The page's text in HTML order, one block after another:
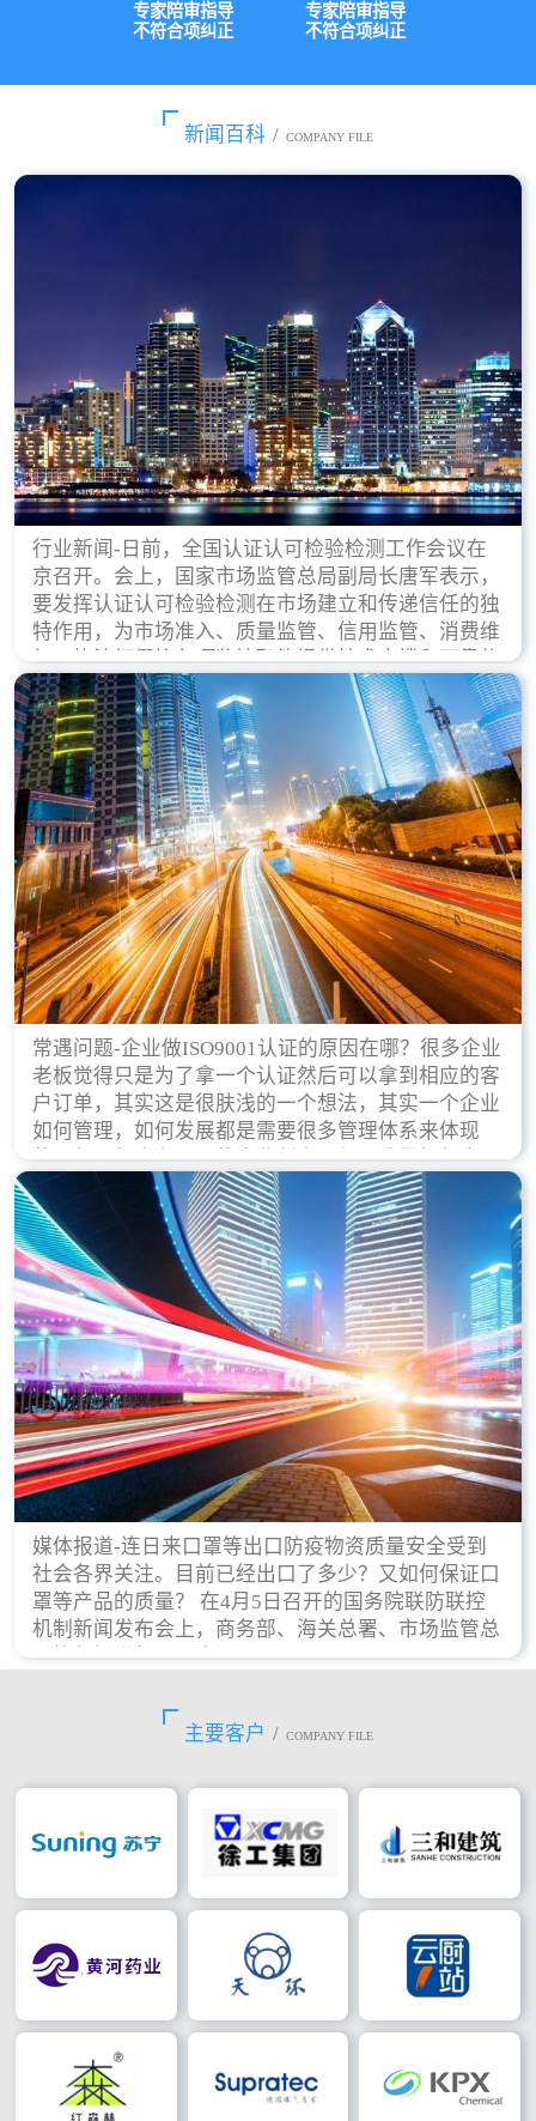
专家陪审指导
不符合项纠正
专家陪审指导
不符合项纠正
新闻百科 / COMPANY FILE
行业新闻-日前，全国认证认可检验检测工作会议在
京召开。会上，国家市场监管总局副局长唐军表示，
要发挥认证认可检验检测在市场建立和传递信任的独
特作用，为市场准入、质量监管、信用监管、消费维
权、执法打假等各项监管职能提供技术支撑和可靠依
据。
常遇问题-企业做ISO9001认证的原因在哪？很多企业
老板觉得只是为了拿一个认证然后可以拿到相应的客
户订单，其实这是很肤浅的一个想法，其实一个企业
如何管理，如何发展都是需要很多管理体系来体现
的，每天都会有不同的企业创立，但是我们如何去证
实一个企业的合法，有质量保证了？这就是ISO9001
认证体现价值的时候，那么键锋小编就来细说下企业
做ISO9001认证的根本原因。
媒体报道-连日来口罩等出口防疫物资质量安全受到
社会各界关注。目前已经出口了多少？又如何保证口
罩等产品的质量？ 在4月5日召开的国务院联防联控
机制新闻发布会上，商务部、海关总署、市场监管总
局等部门进行了回应。
主要客户 / COMPANY FILE